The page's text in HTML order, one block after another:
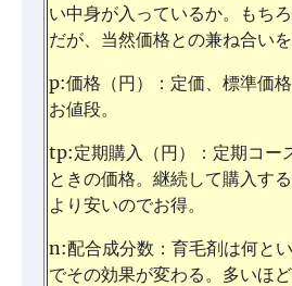
い中身が入っているか。もち
だが、当然価格との兼ね合いを
p:価格（円）：定価、標準価
お値段。
tp:定期購入（円）：定期コー
ときの価格。継続して購入す
より安いのでお得。
n:配合成分数：育毛剤は何と
でその効果が変わる。多いほ